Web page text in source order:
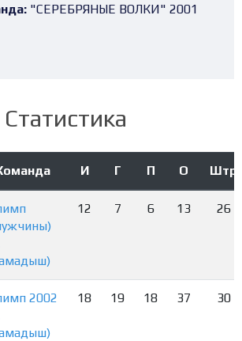
"СЕРЕБРЯНЫЕ ВОЛКИ" 2001
Статистика
И Г П О Штр
12 7 6 13 26
2002
18 19 18 37 30